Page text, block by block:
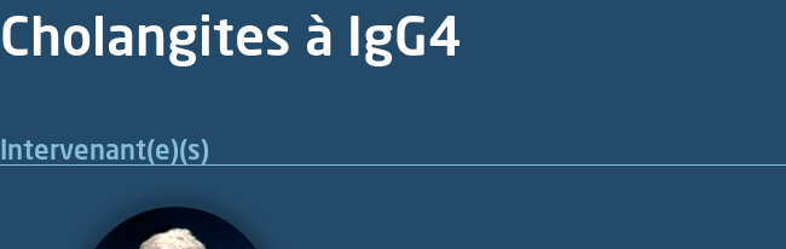
Cholangites à IgG4
Intervenant(e)(s)